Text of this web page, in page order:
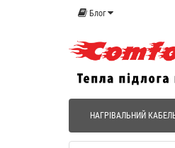
Блог
НАГРІВАЛЬНИЙ